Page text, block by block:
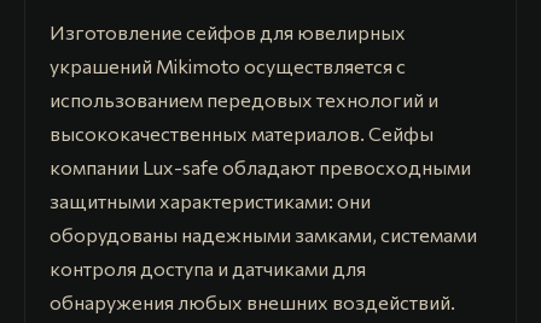
Изготовление сейфов для ювелирных
украшений Mikimoto осуществляется с
использованием передовых технологий и
высококачественных материалов. Сейфы
компании Lux-safe обладают превосходными
защитными характеристиками: они
оборудованы надежными замками, системами
контроля доступа и датчиками для
обнаружения любых внешних воздействий.